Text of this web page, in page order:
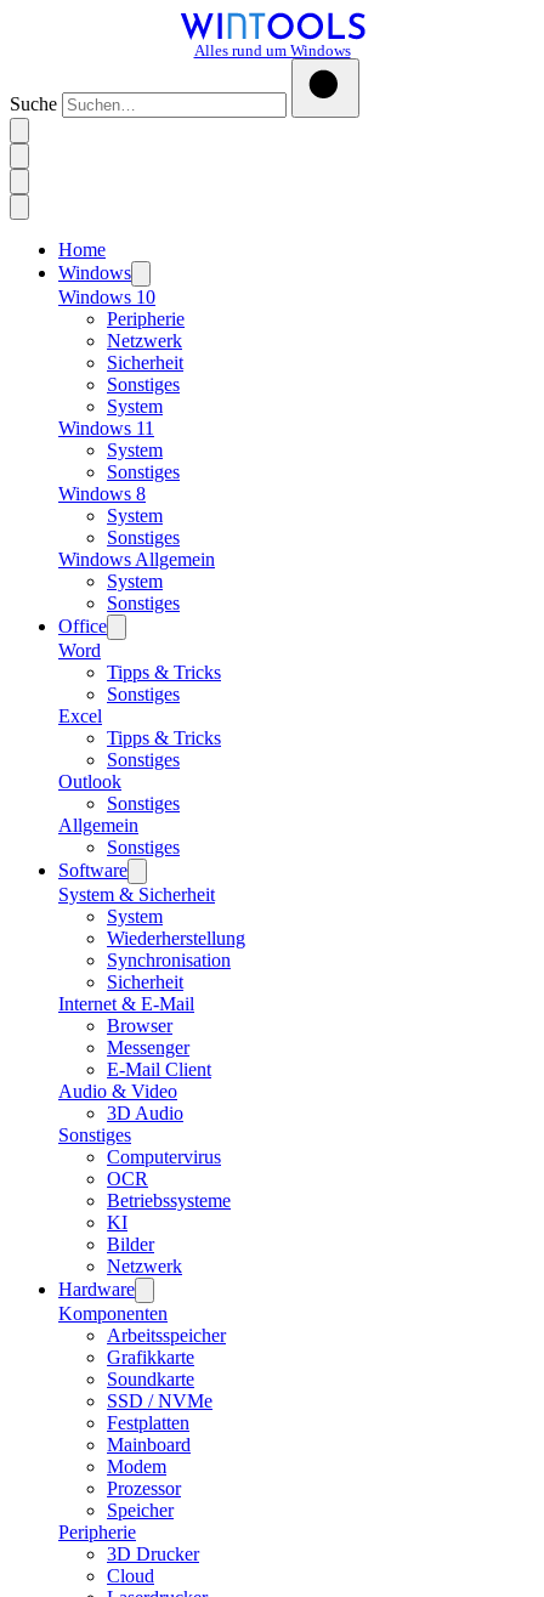
Alles rund um Windows
Suche
Home
Windows
Windows 10
Peripherie
Netzwerk
Sicherheit
Sonstiges
System
Windows 11
System
Sonstiges
Windows 8
System
Sonstiges
Windows Allgemein
System
Sonstiges
Office
Word
Tipps & Tricks
Sonstiges
Excel
Tipps & Tricks
Sonstiges
Outlook
Sonstiges
Allgemein
Sonstiges
Software
System & Sicherheit
System
Wiederherstellung
Synchronisation
Sicherheit
Internet & E-Mail
Browser
Messenger
E-Mail Client
Audio & Video
3D Audio
Sonstiges
Computervirus
OCR
Betriebssysteme
KI
Bilder
Netzwerk
Hardware
Komponenten
Arbeitsspeicher
Grafikkarte
Soundkarte
SSD / NVMe
Festplatten
Mainboard
Modem
Prozessor
Speicher
Peripherie
3D Drucker
Cloud